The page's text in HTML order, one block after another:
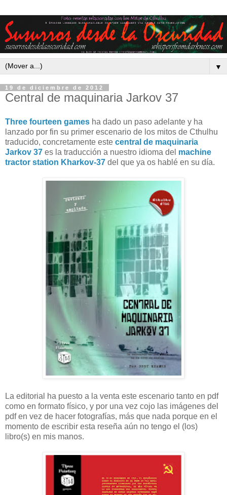
▼
19 de diciembre de 2012
Central de maquinaria Jarkov 37
Three fourteen games ha dado un paso adelante y ha
lanzado por fin su primer escenario de los mitos de Cthulhu
traducido, concretamente este central de maquinaria
Jarkov 37 es la traducción a nuestro idioma del machine
tractor station Kharkov-37 del que ya os hablé en su día.
La editorial ha puesto a la venta este escenario tanto en pdf
como en formato físico, y por una vez cojo las imágenes del
pdf en vez de hacer fotografías, más que nada porque en el
momento de escribir esta reseña aún no tengo el (los)
libro(s) en mis manos.